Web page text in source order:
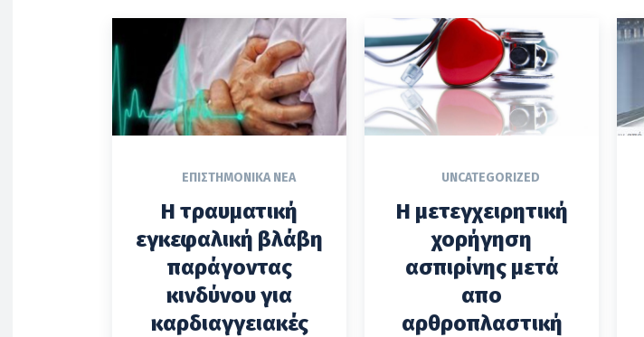
ΕΠΙΣΤΗΜΟΝΙΚΆ ΝΈΑ
Η τραυματική
εγκεφαλική βλάβη
παράγοντας
κινδύνου για
καρδιαγγειακές
UNCATEGORIZED
Η μετεγχειρητική
χορήγηση
ασπιρίνης μετά
απο
αρθροπλαστική